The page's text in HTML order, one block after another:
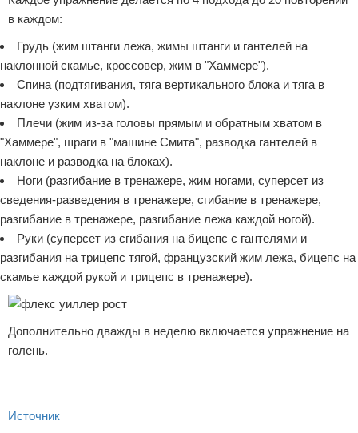
в каждом:
Грудь (жим штанги лежа, жимы штанги и гантелей на
наклонной скамье, кроссовер, жим в "Хаммере").
Спина (подтягивания, тяга вертикального блока и тяга в
наклоне узким хватом).
Плечи (жим из-за головы прямым и обратным хватом в
"Хаммере", шраги в "машине Смита", разводка гантелей в
наклоне и разводка на блоках).
Ноги (разгибание в тренажере, жим ногами, суперсет из
сведения-разведения в тренажере, сгибание в тренажере,
разгибание в тренажере, разгибание лежа каждой ногой).
Руки (суперсет из сгибания на бицепс с гантелями и
разгибания на трицепс тягой, французский жим лежа, бицепс на
скамье каждой рукой и трицепс в тренажере).
Дополнительно дважды в неделю включается упражнение на
голень.
Источник